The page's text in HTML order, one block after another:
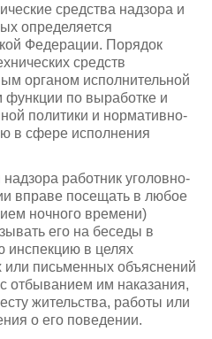
средства надзора и
определяется
Федерации. Порядок
средств
органом исполнительной
по выработке и
политики и нормативно-
в сфере исполнения
работник уголовно-
вправе посещать в любое
ночного времени)
его на беседы в
инспекцию в целях
или письменных объяснений
отбыванием им наказания,
жительства, работы или
о его поведении.